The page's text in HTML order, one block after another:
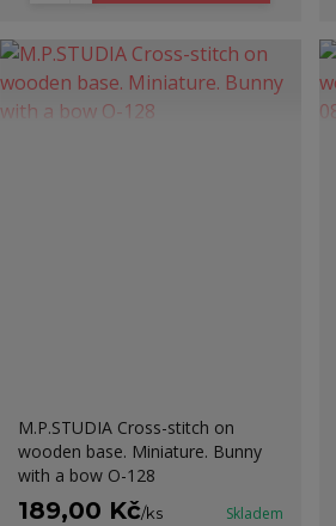
M.P.STUDIA Cross-stitch on
wooden base. Miniature. Bunny
with a bow O-128
189,00 Kč/ks Skladem